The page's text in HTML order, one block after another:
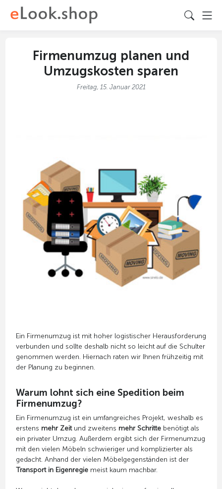
Firmenumzug planen und
Umzugskosten sparen
Freitag, 15. Januar 2021
Ein Firmenumzug ist mit hoher logistischer Herausforderung
verbunden und sollte deshalb nicht so leicht auf die Schulter
genommen werden. Hiernach raten wir Ihnen frühzeitig mit
der Planung zu beginnen.
Warum lohnt sich eine Spedition beim
Firmenumzug?
Ein Firmenumzug ist ein umfangreiches Projekt, weshalb es
erstens mehr Zeitund zweitens mehr Schrittebenötigt als
ein privater Umzug. Außerdem ergibt sich der Firmenumzug
mit den vielen Möbeln schwieriger und komplizierter als
gedacht. Anhand der vielen Möbelgegenständen ist der
Transport in Eigenregiemeist kaum machbar.